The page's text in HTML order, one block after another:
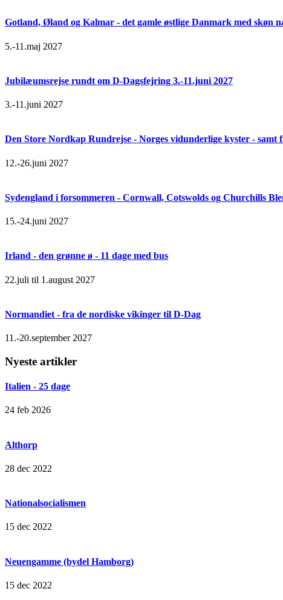
Gotland, Øland og Kalmar - det gamle østlige Danmark med skøn
5.-11.maj 2027
Jubilæumsrejse rundt om D-Dagsfejring 3.-11.juni 2027
3.-11.juni 2027
Den Store Nordkap Rundrejse - Norges vidunderlige kyster - samt
12.-26.juni 2027
Sydengland i forsommeren - Cornwall, Cotswolds og Churchills
15.-24.juni 2027
Irland - den grønne ø - 11 dage med bus
22.juli til 1.august 2027
Normandiet - fra de nordiske vikinger til D-Dag
11.-20.september 2027
Nyeste artikler
Italien - 25 dage
24 feb 2026
Althorp
28 dec 2022
Nationalsocialismen
15 dec 2022
Neuengamme (bydel Hamborg)
15 dec 2022